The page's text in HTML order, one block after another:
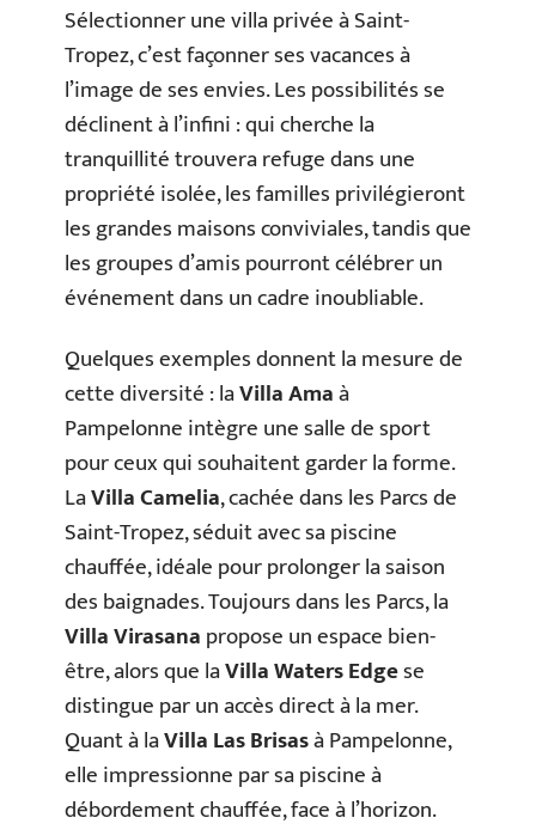
Sélectionner une villa privée à Saint-
Tropez, c’est façonner ses vacances à
l’image de ses envies. Les possibilités se
déclinent à l’infini : qui cherche la
tranquillité trouvera refuge dans une
propriété isolée, les familles privilégieront
les grandes maisons conviviales, tandis que
les groupes d’amis pourront célébrer un
événement dans un cadre inoubliable.
Quelques exemples donnent la mesure de
cette diversité : laVilla Amaà
Pampelonne intègre une salle de sport
pour ceux qui souhaitent garder la forme.
LaVilla Camelia, cachée dans les Parcs de
Saint-Tropez, séduit avec sa piscine
chauffée, idéale pour prolonger la saison
des baignades. Toujours dans les Parcs, la
Villa Virasanapropose un espace bien-
être, alors que laVilla Waters Edgese
distingue par un accès direct à la mer.
Quant à laVilla Las Brisasà Pampelonne,
elle impressionne par sa piscine à
débordement chauffée, face à l’horizon.